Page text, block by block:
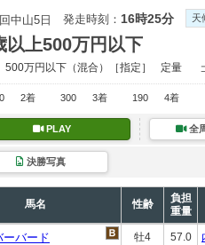
中山5日 発走時刻： 16時25分 天
以上500万円以下
500万円以下 （混合）［指定］ 定量
2着 300 3着 190 4着
PLAY 全
決勝写真
馬名 性齢
負担
重量
ーバード 牡4 57.0